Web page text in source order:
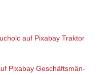
auf Pix­a­bayTrak­tor
Pix­a­bay Geschäfts­män­